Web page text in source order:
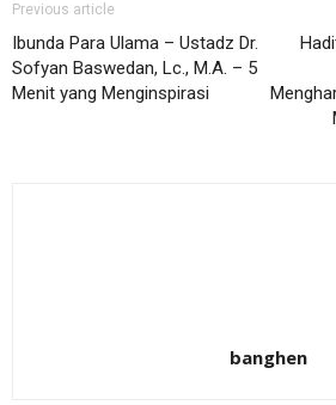
Previous article
Ibunda Para Ulama – Ustadz Dr.
Sofyan Baswedan, Lc., M.A. – 5
Menit yang Menginspirasi
banghen